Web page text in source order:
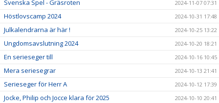
Svenska Spel - Gräsroten 2024-11-07 07:31
Höstlovscamp 2024 2024-10-31 17:48
Julkalendrarna är här ! 2024-10-25 13:22
Ungdomsavslutning 2024 2024-10-20 18:21
En serieseger till 2024-10-16 10:45
Mera seriesegrar 2024-10-13 21:41
Serieseger för Herr A 2024-10-12 17:39
Jocke, Philip och Jocce klara för 2025 2024-10-10 20:41